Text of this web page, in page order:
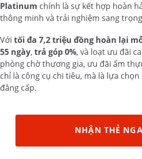
Platinum chính là sự kết hợp hoàn
thông minh và trải nghiệm sang
Với tối đa 7,2 triệu đồng hoàn lại
55 ngày, trả góp 0%, và loạt ưu đãi
phòng chờ thương gia, ưu đãi ẩm
chỉ là công cụ chi tiêu, mà là lựa
đẳng cấp.
NHẬN THẺ